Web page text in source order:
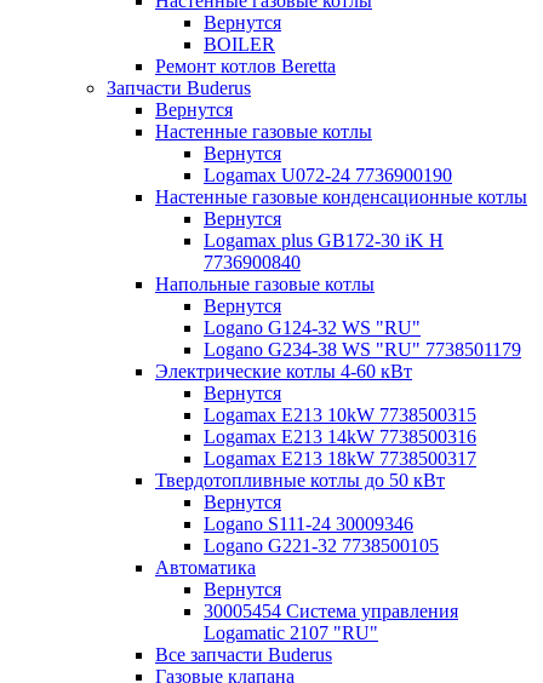
Вернутся
BOILER
Ремонт котлов Beretta
Запчасти Buderus
Вернутся
Настенные газовые котлы
Вернутся
Logamax U072-24 7736900190
Настенные газовые конденсационные котлы
Вернутся
Logamax plus GB172-30 iK H
7736900840
Напольные газовые котлы
Вернутся
Logano G124-32 WS "RU"
Logano G234-38 WS "RU" 7738501179
Электрические котлы 4-60 кВт
Вернутся
Logamax E213 10kW 7738500315
Logamax E213 14kW 7738500316
Logamax E213 18kW 7738500317
Твердотопливные котлы до 50 кВт
Вернутся
Logano S111-24 30009346
Logano G221-32 7738500105
Автоматика
Вернутся
30005454 Система управления
Logamatic 2107 "RU"
Все запчасти Buderus
Газовые клапана